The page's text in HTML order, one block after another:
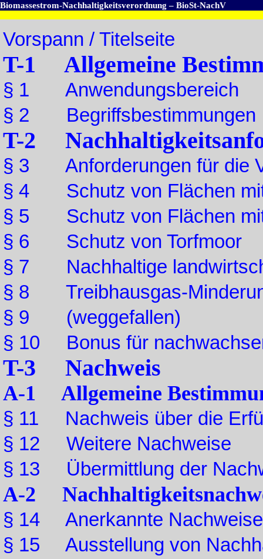
Biomassestrom-Nachhaltigkeitsverordnung – BioSt-NachV
Vorspann / Titelseite
T-1 Allgemeine
§ 1 Anwendungsbereich
§ 2 Begriffsbestimmungen
T-2
§ 3 Anforderungen für die
§ 4 Schutz von Flächen mit
§ 5 Schutz von Flächen mit
§ 6 Schutz von Torfmoor
§ 7 Nachhaltige
§ 8 Treibhausgas-
§ 9 (weggefallen)
§ 10 Bonus für
T-3 Nachweis
A-1 Allgemeine
§ 11 Nachweis über die
§ 12 Weitere Nachweise
§ 13 Übermittlung der
A-2
§ 14 Anerkannte Nachweise
§ 15 Ausstellung von